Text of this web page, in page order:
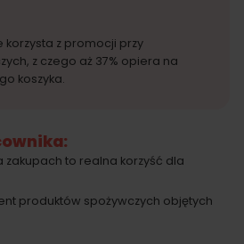
korzysta z promocji przy
z czego aż 37% opiera na
koszyka.
zakupach to realna korzyść dla
produktów spożywczych objętych